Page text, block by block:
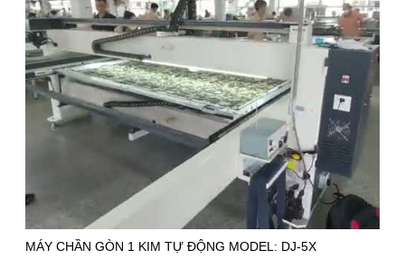
MÁY CHẦN GÒN 1 KIM TỰ ĐỘNG MODEL: DJ-5X